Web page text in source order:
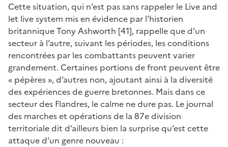
Cette situation, qui n’est pas sans rappeler le Live and
let live system mis en évidence par l’historien
britannique Tony Ashworth [41], rappelle que d’un
secteur à l’autre, suivant les périodes, les conditions
rencontrées par les combattants peuvent varier
grandement. Certaines portions de front peuvent être
« pépères », d’autres non, ajoutant ainsi à la diversité
des expériences de guerre bretonnes. Mais dans ce
secteur des Flandres, le calme ne dure pas. Le journal
des marches et opérations de la 87e division
territoriale dit d’ailleurs bien la surprise qu’est cette
attaque d’un genre nouveau :